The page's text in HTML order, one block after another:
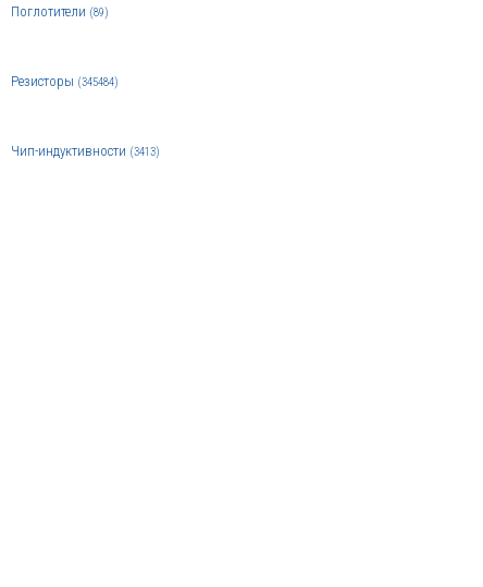
Поглотители (89)
Резисторы (345484)
Чип-индуктивности (3413)